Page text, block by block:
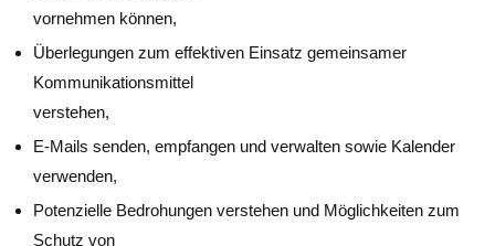
vornehmen können,
Überlegungen zum effektiven Einsatz gemeinsamer
Kommunikationsmittel
verstehen,
E-Mails senden, empfangen und verwalten sowie Kalender
verwenden,
Potenzielle Bedrohungen verstehen und Möglichkeiten zum
Schutz von